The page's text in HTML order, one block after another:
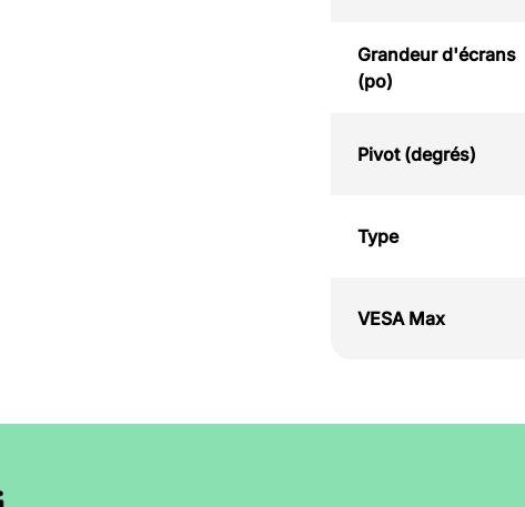
Grandeur d'écrans
(po)
Pivot (degrés)
Type
VESA Max